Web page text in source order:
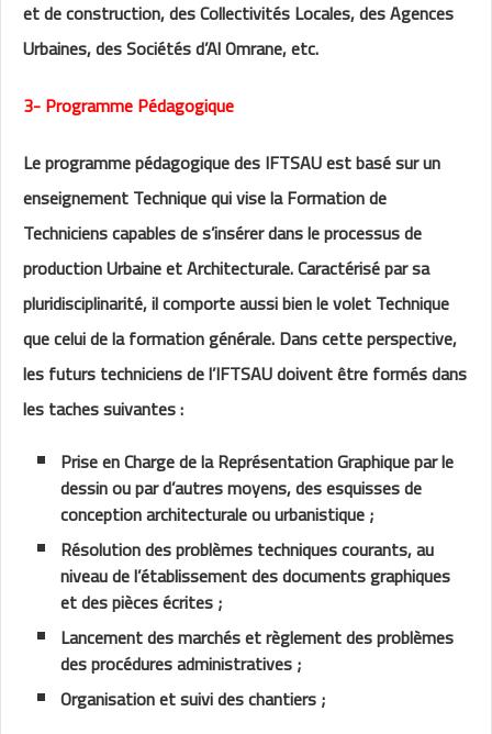
et de construction, des Collectivités Locales, des Agences
Urbaines, des Sociétés d’Al Omrane, etc.
3- Programme Pédagogique
Le programme pédagogique des IFTSAU est basé sur un
enseignement Technique qui vise la Formation de
Techniciens capables de s’insérer dans le processus de
production Urbaine et Architecturale. Caractérisé par sa
pluridisciplinarité, il comporte aussi bien le volet Technique
que celui de la formation générale. Dans cette perspective,
les futurs techniciens de l’IFTSAU doivent être formés dans
les taches suivantes :
Prise en Charge de la Représentation Graphique par le
dessin ou par d’autres moyens, des esquisses de
conception architecturale ou urbanistique ;
Résolution des problèmes techniques courants, au
niveau de l’établissement des documents graphiques
et des pièces écrites ;
Lancement des marchés et règlement des problèmes
des procédures administratives ;
Organisation et suivi des chantiers ;